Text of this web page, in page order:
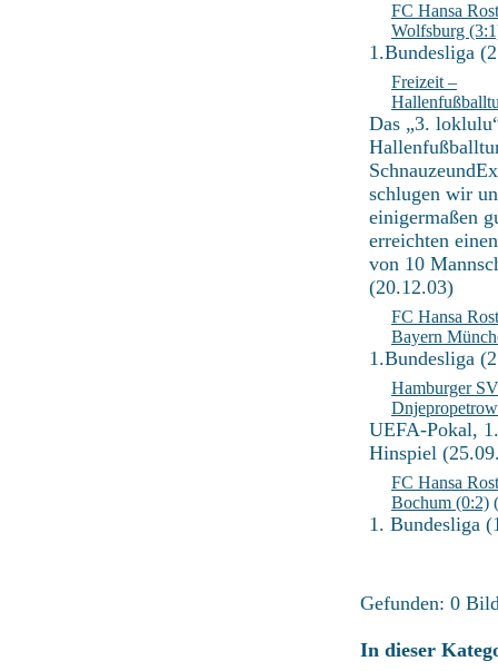
FC Hansa
Wolfsburg
1.Bundesliga
Freizeit –
Das „3.
schlugen wir
einigermaßen
erreichten
von 10
(20.12.03)
FC Hansa
Bayern
1.Bundesliga
Hamburger
UEFA-Pokal,
Hinspiel
FC Hansa
Bochum (0:2)
1. Bundesliga
Gefunden: 0
In dieser